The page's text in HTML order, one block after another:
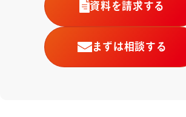
資料を請求する
まずは相談する